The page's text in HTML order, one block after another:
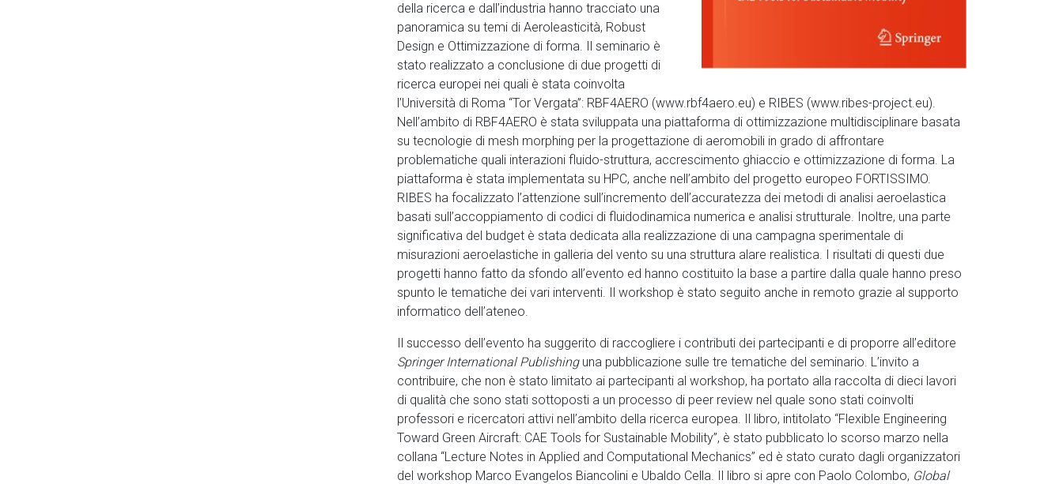
della ricerca e dall’industria hanno tracciato una
panoramica su temi di Aeroleasticità, Robust
Design e Ottimizzazione di forma. Il seminario è
stato realizzato a conclusione di due progetti di
ricerca europei nei quali è stata coinvolta
l’Università di Roma “Tor Vergata”: RBF4AERO (www.rbf4aero.eu) e RIBES (www.ribes-project.eu).
Nell’ambito di RBF4AERO è stata sviluppata una piattaforma di ottimizzazione multidisciplinare basata
su tecnologie di mesh morphing per la progettazione di aeromobili in grado di affrontare
problematiche quali interazioni fluido-struttura, accrescimento ghiaccio e ottimizzazione di forma. La
piattaforma è stata implementata su HPC, anche nell’ambito del progetto europeo FORTISSIMO.
RIBES ha focalizzato l’attenzione sull’incremento dell’accuratezza dei metodi di analisi aeroelastica
basati sull’accoppiamento di codici di fluidodinamica numerica e analisi strutturale. Inoltre, una parte
significativa del budget è stata dedicata alla realizzazione di una campagna sperimentale di
misurazioni aeroelastiche in galleria del vento su una struttura alare realistica. I risultati di questi due
progetti hanno fatto da sfondo all’evento ed hanno costituito la base a partire dalla quale hanno preso
spunto le tematiche dei vari interventi. Il workshop è stato seguito anche in remoto grazie al supporto
informatico dell’ateneo.
Il successo dell’evento ha suggerito di raccogliere i contributi dei partecipanti e di proporre all’editore
Springer International Publishinguna pubblicazione sulle tre tematiche del seminario. L’invito a
contribuire, che non è stato limitato ai partecipanti al workshop, ha portato alla raccolta di dieci lavori
di qualità che sono stati sottoposti a un processo di peer review nel quale sono stati coinvolti
professori e ricercatori attivi nell’ambito della ricerca europea. Il libro, intitolato “Flexible Engineering
Toward Green Aircraft: CAE Tools for Sustainable Mobility”, è stato pubblicato lo scorso marzo nella
collana “Lecture Notes in Applied and Computational Mechanics” ed è stato curato dagli organizzatori
del workshop Marco Evangelos Biancolini e Ubaldo Cella. Il libro si apre con Paolo Colombo, Global